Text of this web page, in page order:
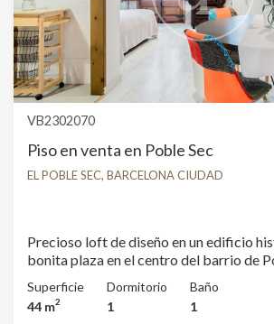
alta rentabilidad y su inmejorable ubicación.
ALQUILADO hasta febrero 2027 ¡No pierda la ocasión
de llamarnos para que le programemos
VB2302070
Piso en venta en Poble Sec
EL POBLE SEC, BARCELONA CIUDAD
Precioso loft de diseño en un edificio
bonita plaza en el centro del barrio de
Barcelona, entre el corazón de la ciudad
Montjuic, encontramos este piso con
Superficie
44 m2
Dormitorio
1
Baño
1